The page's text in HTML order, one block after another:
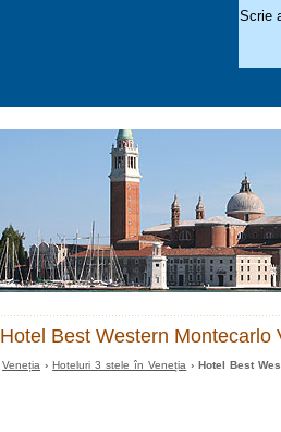
Hotel Best Western Montecarlo
Veneția ›Hoteluri 3 stele în Veneția › Hotel Best